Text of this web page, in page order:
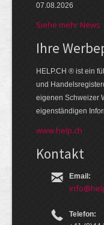
07.08.2026
Siehe mehr News
Ihre
HELP.CH ® ist ein
und
eige­nen Schweizer
eigen­ständigen
www.help.ch
Kontakt
Email:
Telefon: